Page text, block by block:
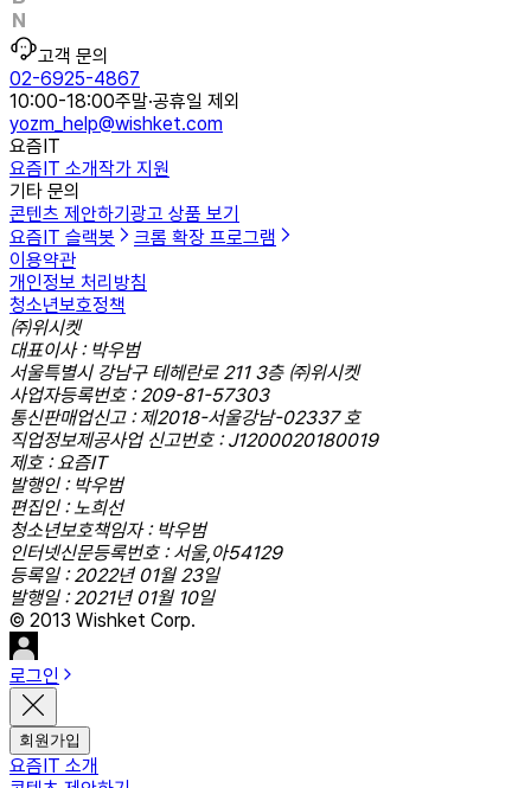
고객 문의
02-6925-4867
10:00-18:00주말·공휴일 제외
yozm_help@wishket.com
요즘IT
요즘IT 소개작가 지원
기타 문의
콘텐츠 제안하기 광고 상품 보기
요즘IT 슬랙봇
크롬 확장 프로그램
이용약관
개인정보 처리방침
청소년보호정책
㈜위시켓
대표이사 : 박우범
서울특별시 강남구 테헤란로 211 3층 ㈜위시켓
사업자등록번호 : 209-81-57303
통신판매업신고 : 제2018-서울강남-02337 호
직업정보제공사업 신고번호 : J1200020180019
제호 : 요즘IT
발행인 : 박우범
편집인 : 노희선
청소년보호책임자 : 박우범
인터넷신문등록번호 : 서울,아54129
등록일 : 2022년 01월 23일
발행일 : 2021년 01월 10일
© 2013 Wishket Corp.
로그인
회원가입
요즘IT 소개